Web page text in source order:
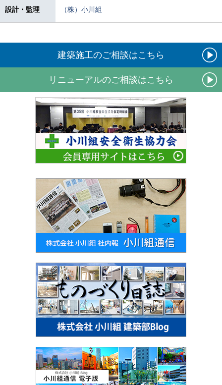
設計・監理 （株）小川組
建築施工のご相談はこちら
リニューアルのご相談はこちら